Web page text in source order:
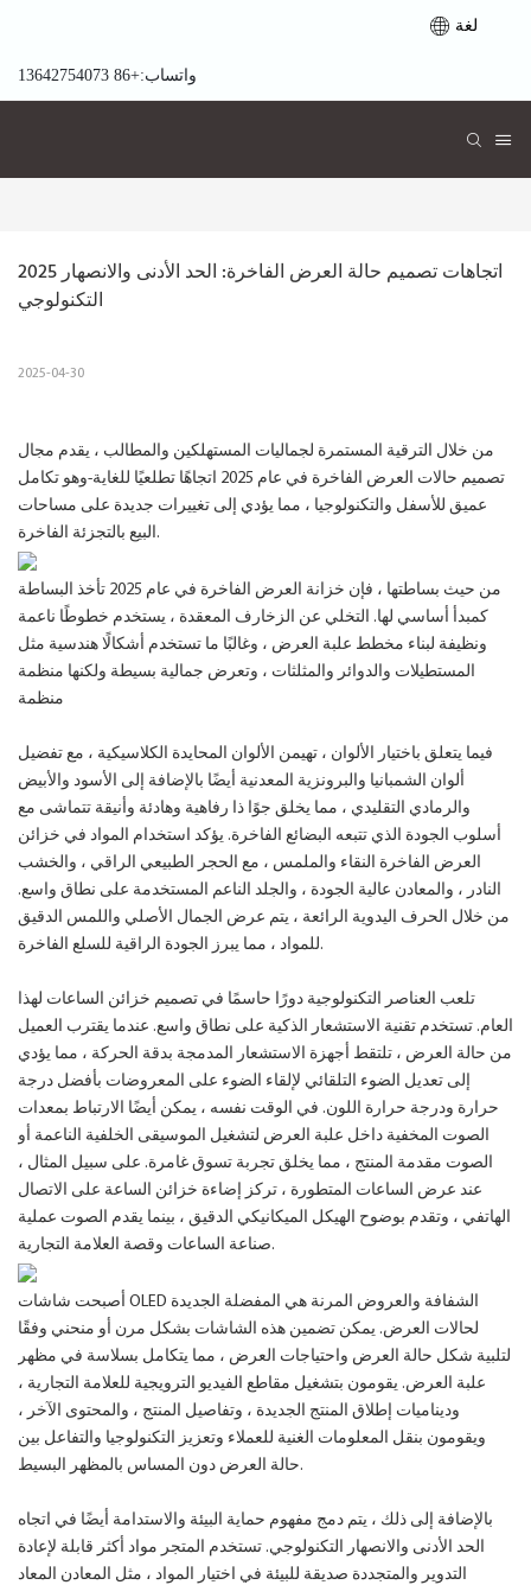
لغة
واتساب:+86 13642754073
2025 اتجاهات تصميم حالة العرض الفاخرة: الحد الأدنى والانصهار
التكنولوجي
2025-04-30
من خلال الترقية المستمرة لجماليات المستهلكين والمطالب ، يقدم مجال
تصميم حالات العرض الفاخرة في عام 2025 اتجاهًا تطلعيًا للغاية-وهو تكامل
عميق للأسفل والتكنولوجيا ، مما يؤدي إلى تغييرات جديدة على مساحات
البيع بالتجزئة الفاخرة.
من حيث بساطتها ، فإن خزانة العرض الفاخرة في عام 2025 تأخذ البساطة
كمبدأ أساسي لها. التخلي عن الزخارف المعقدة ، يستخدم خطوطًا ناعمة
ونظيفة لبناء مخطط علبة العرض ، وغالبًا ما تستخدم أشكالًا هندسية مثل
المستطيلات والدوائر والمثلثات ، وتعرض جمالية بسيطة ولكنها منظمة
فيما يتعلق باختيار الألوان ، تهيمن الألوان المحايدة الكلاسيكية ، مع تفضيل
ألوان الشمبانيا والبرونزية المعدنية أيضًا بالإضافة إلى الأسود والأبيض
والرمادي التقليدي ، مما يخلق جوًا ذا رفاهية وهادئة وأنيقة تتماشى مع
أسلوب الجودة الذي تتبعه البضائع الفاخرة. يؤكد استخدام المواد في خزائن
العرض الفاخرة النقاء والملمس ، مع الحجر الطبيعي الراقي ، والخشب
النادر ، والمعادن عالية الجودة ، والجلد الناعم المستخدمة على نطاق واسع.
من خلال الحرف اليدوية الرائعة ، يتم عرض الجمال الأصلي واللمس الدقيق
للمواد ، مما يبرز الجودة الراقية للسلع الفاخرة.
تلعب العناصر التكنولوجية دورًا حاسمًا في تصميم خزائن الساعات لهذا
العام. تستخدم تقنية الاستشعار الذكية على نطاق واسع. عندما يقترب العميل
من حالة العرض ، تلتقط أجهزة الاستشعار المدمجة بدقة الحركة ، مما يؤدي
إلى تعديل الضوء التلقائي لإلقاء الضوء على المعروضات بأفضل درجة
حرارة ودرجة حرارة اللون. في الوقت نفسه ، يمكن أيضًا الارتباط بمعدات
الصوت المخفية داخل علبة العرض لتشغيل الموسيقى الخلفية الناعمة أو
الصوت مقدمة المنتج ، مما يخلق تجربة تسوق غامرة. على سبيل المثال ،
عند عرض الساعات المتطورة ، تركز إضاءة خزائن الساعة على الاتصال
الهاتفي ، وتقدم بوضوح الهيكل الميكانيكي الدقيق ، بينما يقدم الصوت عملية
صناعة الساعات وقصة العلامة التجارية.
أصبحت شاشات OLED الشفافة والعروض المرنة هي المفضلة الجديدة
لحالات العرض. يمكن تضمين هذه الشاشات بشكل مرن أو منحني وفقًا
لتلبية شكل حالة العرض واحتياجات العرض ، مما يتكامل بسلاسة في مظهر
علبة العرض. يقومون بتشغيل مقاطع الفيديو الترويجية للعلامة التجارية ،
وديناميات إطلاق المنتج الجديدة ، وتفاصيل المنتج ، والمحتوى الآخر ،
ويقومون بنقل المعلومات الغنية للعملاء وتعزيز التكنولوجيا والتفاعل بين
حالة العرض دون المساس بالمظهر البسيط.
بالإضافة إلى ذلك ، يتم دمج مفهوم حماية البيئة والاستدامة أيضًا في اتجاه
الحد الأدنى والانصهار التكنولوجي. تستخدم المتجر مواد أكثر قابلة لإعادة
التدوير والمتجددة صديقة للبيئة في اختيار المواد ، مثل المعادن المعاد